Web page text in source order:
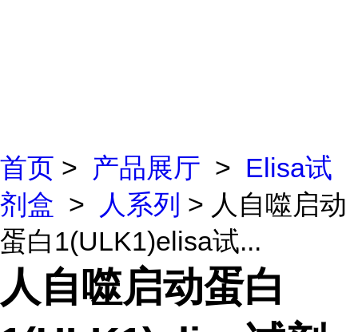
首页 > 产品展厅 > Elisa试
剂盒 > 人系列 > 人自噬启动
蛋白1(ULK1)elisa试...
人自噬启动蛋白